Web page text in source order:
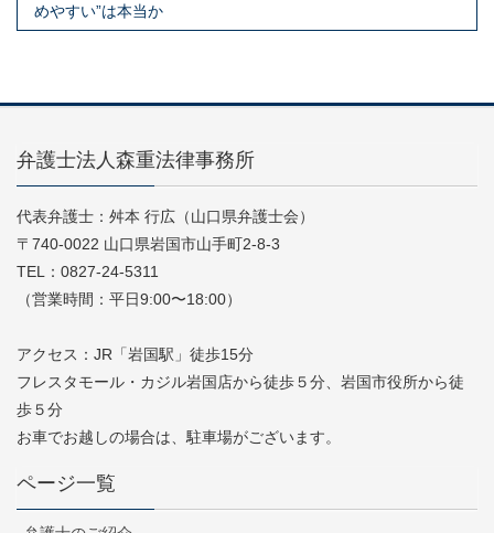
めやすい”は本当か
弁護士法人森重法律事務所
代表弁護士：舛本 行広（山口県弁護士会）
〒740-0022 山口県岩国市山手町2-8-3
TEL：0827-24-5311
（営業時間：平日9:00〜18:00）
アクセス：JR「岩国駅」徒歩15分
フレスタモール・カジル岩国店から徒歩５分、岩国市役所から徒
歩５分
お車でお越しの場合は、駐車場がございます。
ページ一覧